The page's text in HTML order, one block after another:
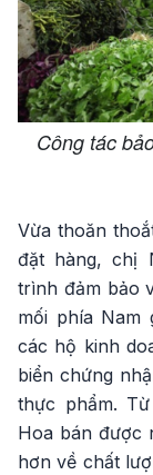
Công tác
Vừa thoăn
đặt hàng, chị
trình đảm bảo
mối phía
các hộ kinh
biển chứng
thực phẩm.
Hoa bán được
hơn về chất